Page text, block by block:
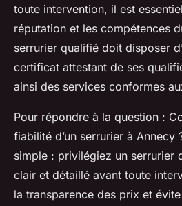
toute intervention, il est
réputation et les compétences
serrurier qualifié doit disposer
certificat attestant de ses
ainsi des services conformes
Pour répondre à la question :
fiabilité d’un serrurier à Annecy
simple : privilégiez un serrurier
clair et détaillé avant toute
la transparence des prix et